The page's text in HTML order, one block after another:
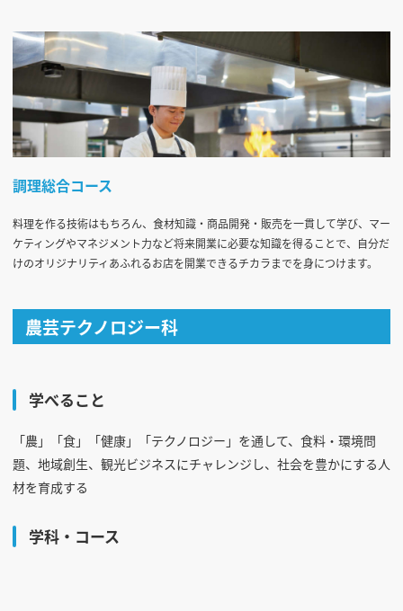
調理総合コース
料理を作る技術はもちろん、食材知識・商品開発・販売を一貫して学び、マー
ケティングやマネジメント力など将来開業に必要な知識を得ることで、自分だ
けのオリジナリティあふれるお店を開業できるチカラまでを身につけます。
農芸テクノロジー科
学べること
「農」「食」「健康」「テクノロジー」を通して、食料・環境問
題、地域創生、観光ビジネスにチャレンジし、社会を豊かにする人
材を育成する
学科・コース